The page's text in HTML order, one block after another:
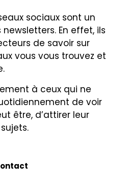
sociaux sont un
En effet, ils
de savoir sur
vous vous trouvez et
à ceux qui ne
de voir
être, d’attirer leur